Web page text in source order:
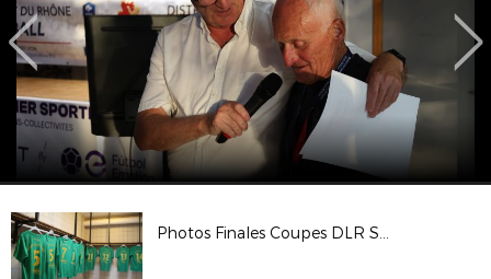
Photos Finales Coupes DLR Seniors - 17/06/18